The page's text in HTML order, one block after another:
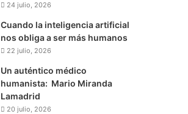
24 julio, 2026
Cuando la inteligencia artificial
nos obliga a ser más humanos
22 julio, 2026
Un auténtico médico
humanista: Mario Miranda
Lamadrid
20 julio, 2026